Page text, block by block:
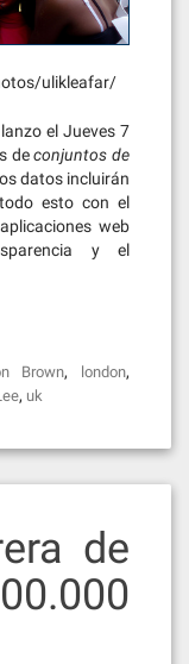
ulikleafar/
el Jueves 7
deconjuntos de
datos incluirán
esto con el
web
y el
Brown, london,
, uk
de